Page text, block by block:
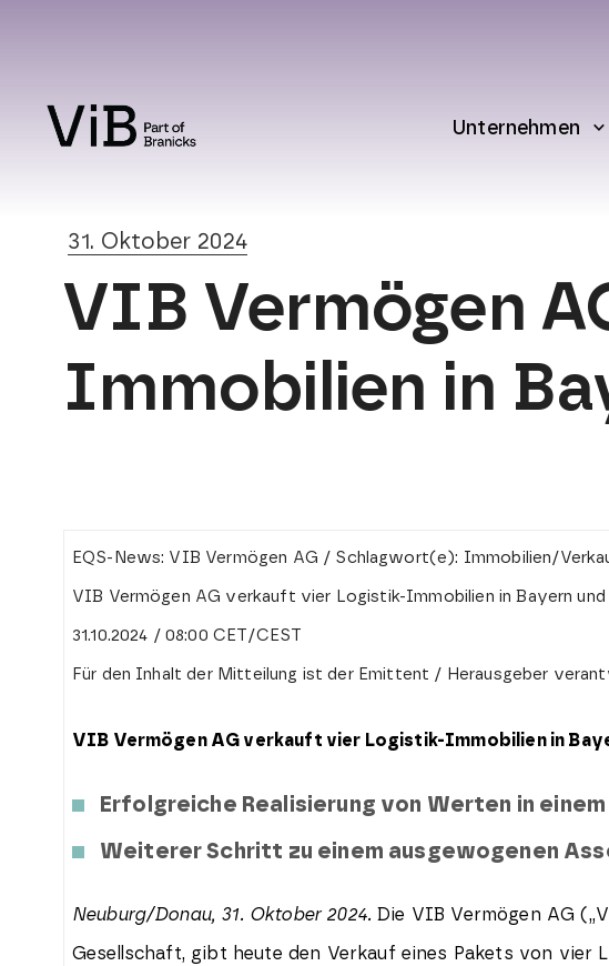
Unternehmen
31. Oktober 2024
VIB Vermögen
Immobilien in
EQS-News: VIB Vermögen AG / Schlagwort(e): Immobilien/
VIB Vermögen AG verkauft vier Logistik-Immobilien in Bayern und
31.10.2024 / 08:00 CET/CEST
Für den Inhalt der Mitteilung ist der Emittent / Herausgeber
VIB Vermögen AG verkauft vier Logistik-Immobilien in
Erfolgreiche Realisierung von Werten in
Weiterer Schritt zu einem ausgewogenen
Neuburg/Donau, 31. Oktober 2024.Die VIB Vermögen AG
Gesellschaft, gibt heute den Verkauf eines Pakets von vier